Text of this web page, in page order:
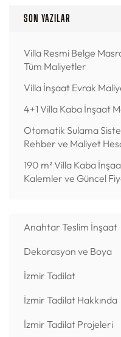
SON YAZILAR
Villa Resmi Belge
Tüm Maliyetler
Villa İnşaat Evrak
4+1 Villa Kaba İnşaat
Otomatik Sulama
Rehber ve Maliyet
190 m² Villa Kaba
Kalemler ve Güncel
Anahtar Teslim İnşaat
Dekorasyon ve Boya
İzmir Tadilat
İzmir Tadilat Hakkında
İzmir Tadilat Projeleri